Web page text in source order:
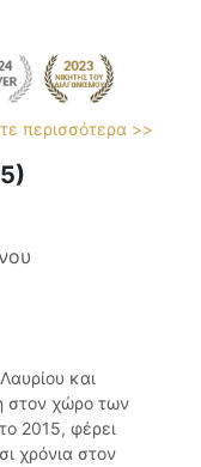
περισσότερα >>
και
στον χώρο των
2015, φέρει
χρόνια στον